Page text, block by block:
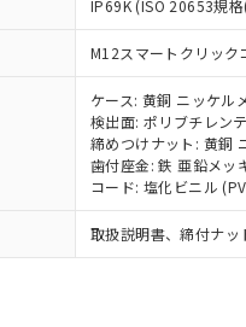
IP69K (ISO 20653規
M12スマートクリッ
ケース: 黄銅 ニッケル
検出面: ポリブチレン
締めつけナット: 黄銅
歯付座金: 鉄 亜鉛メッ
コード: 塩化ビニル
取扱説明書、締付ナッ
ロン制御機器販売店や当社販
販売ネットワーク
」をご
状況および標準価格結果を当
の承諾なく第三者に漏洩また
ないようお願いします。
パーツ機能（部品リスト作成
）をご利用いただくには、I-
バーズにご登録されている必要
す。
テル類の４物質については閾値を超え
ないことを確認しています。
切り替え状況などにより、予
ることがあります。
護使用期限
害物質（10物質）のすべて
あることを示します。
常の使用状況下において有害
漏えいし、環境に深刻な影
確認です。当社販売部門へお
化学兵器、生物兵器またはそ
並びにこれらの製造装置等に
いたしません。
は、貴社製品を第三者に販売
は、上記1、2および3の内容
三者に通知します。また当社
先および販売に係わる関係者が
輸出するおそれがある場合は
きをいたしません。
在庫なし(最新の在庫状況につ
いては、お客様のお取引先、
たはお客様担当のオムロン制
機器販売店・当社販売員にご
認ください)
受注生産機種、また在庫状況
情報を公開していない機種